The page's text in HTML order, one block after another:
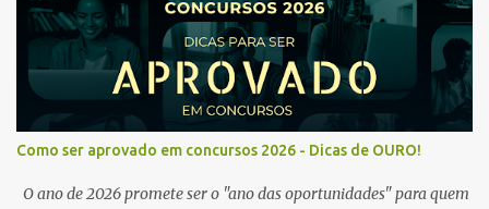
Como ser aprovado em concursos 2026 - Dicas de OURO!
O ano de 2026 promete ser o "ano das oportunidades" para quem